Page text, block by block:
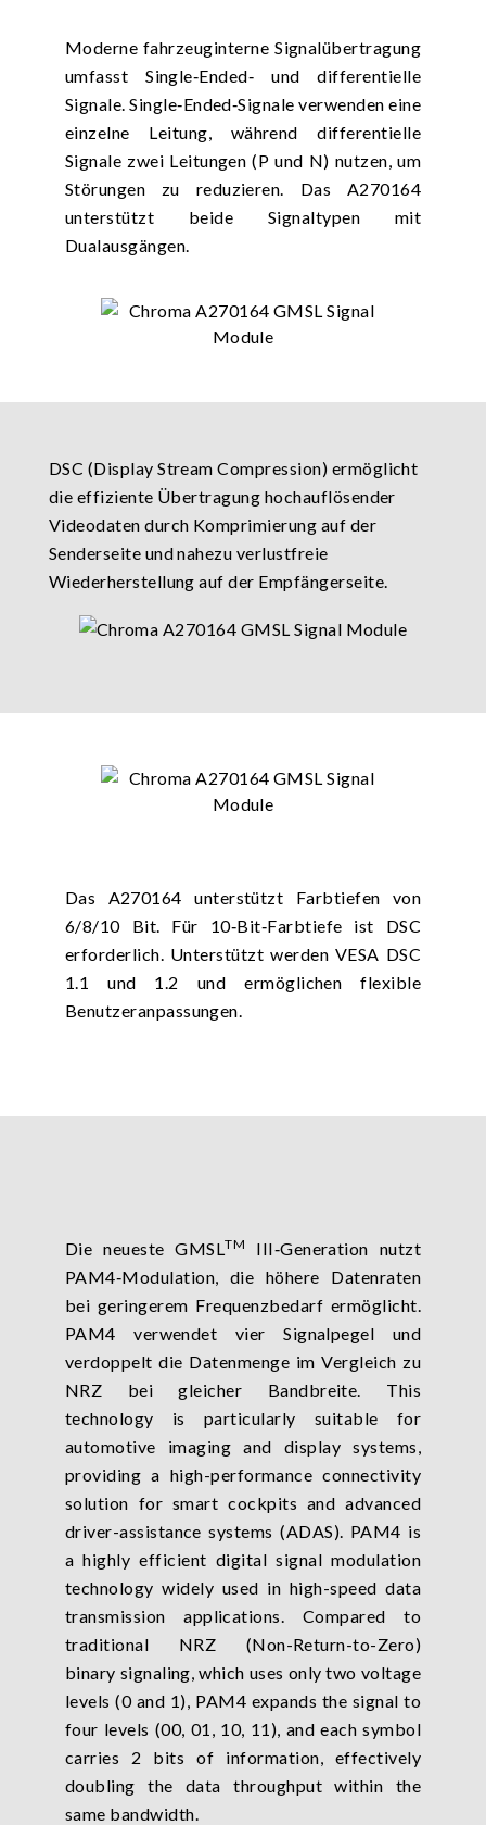
Moderne fahrzeuginterne Signalübertragung
umfasst Single‑Ended‑ und differentielle
Signale. Single‑Ended‑Signale verwenden eine
einzelne Leitung, während differentielle
Signale zwei Leitungen (P und N) nutzen, um
Störungen zu reduzieren. Das A270164
unterstützt beide Signaltypen mit
Dualausgängen.
DSC (Display Stream Compression) ermöglicht
die effiziente Übertragung hochauflösender
Videodaten durch Komprimierung auf der
Senderseite und nahezu verlustfreie
Wiederherstellung auf der Empfängerseite.
Das A270164 unterstützt Farbtiefen von
6/8/10 Bit. Für 10‑Bit‑Farbtiefe ist DSC
erforderlich. Unterstützt werden VESA DSC
1.1 und 1.2 und ermöglichen flexible
Benutzeranpassungen.
Die neueste GMSLTM
III‑Generation nutzt
PAM4‑Modulation, die höhere Datenraten
bei geringerem Frequenzbedarf ermöglicht.
PAM4 verwendet vier Signalpegel und
verdoppelt die Datenmenge im Vergleich zu
NRZ bei gleicher Bandbreite. This
technology is particularly suitable for
automotive imaging and display systems,
providing a high-performance connectivity
solution for smart cockpits and advanced
driver-assistance systems (ADAS). PAM4 is
a highly efficient digital signal modulation
technology widely used in high-speed data
transmission applications. Compared to
traditional NRZ (Non-Return-to-Zero)
binary signaling, which uses only two voltage
levels (0 and 1), PAM4 expands the signal to
four levels (00, 01, 10, 11), and each symbol
carries 2 bits of information, effectively
doubling the data throughput within the
same bandwidth.